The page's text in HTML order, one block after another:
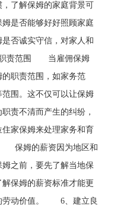
了解保姆的家庭背景可
是否能够好好照顾家庭
否诚实守信，对家人和
责范围 当雇佣保姆
职责范围，如家务范
围。这不仅可以让保姆
责不清而产生的纠纷，
家保姆来处理家务和育
姆的薪资因为地区和
之前，要先了解当地保
保姆的薪资标准才能更
劳动价值。 6、建立良